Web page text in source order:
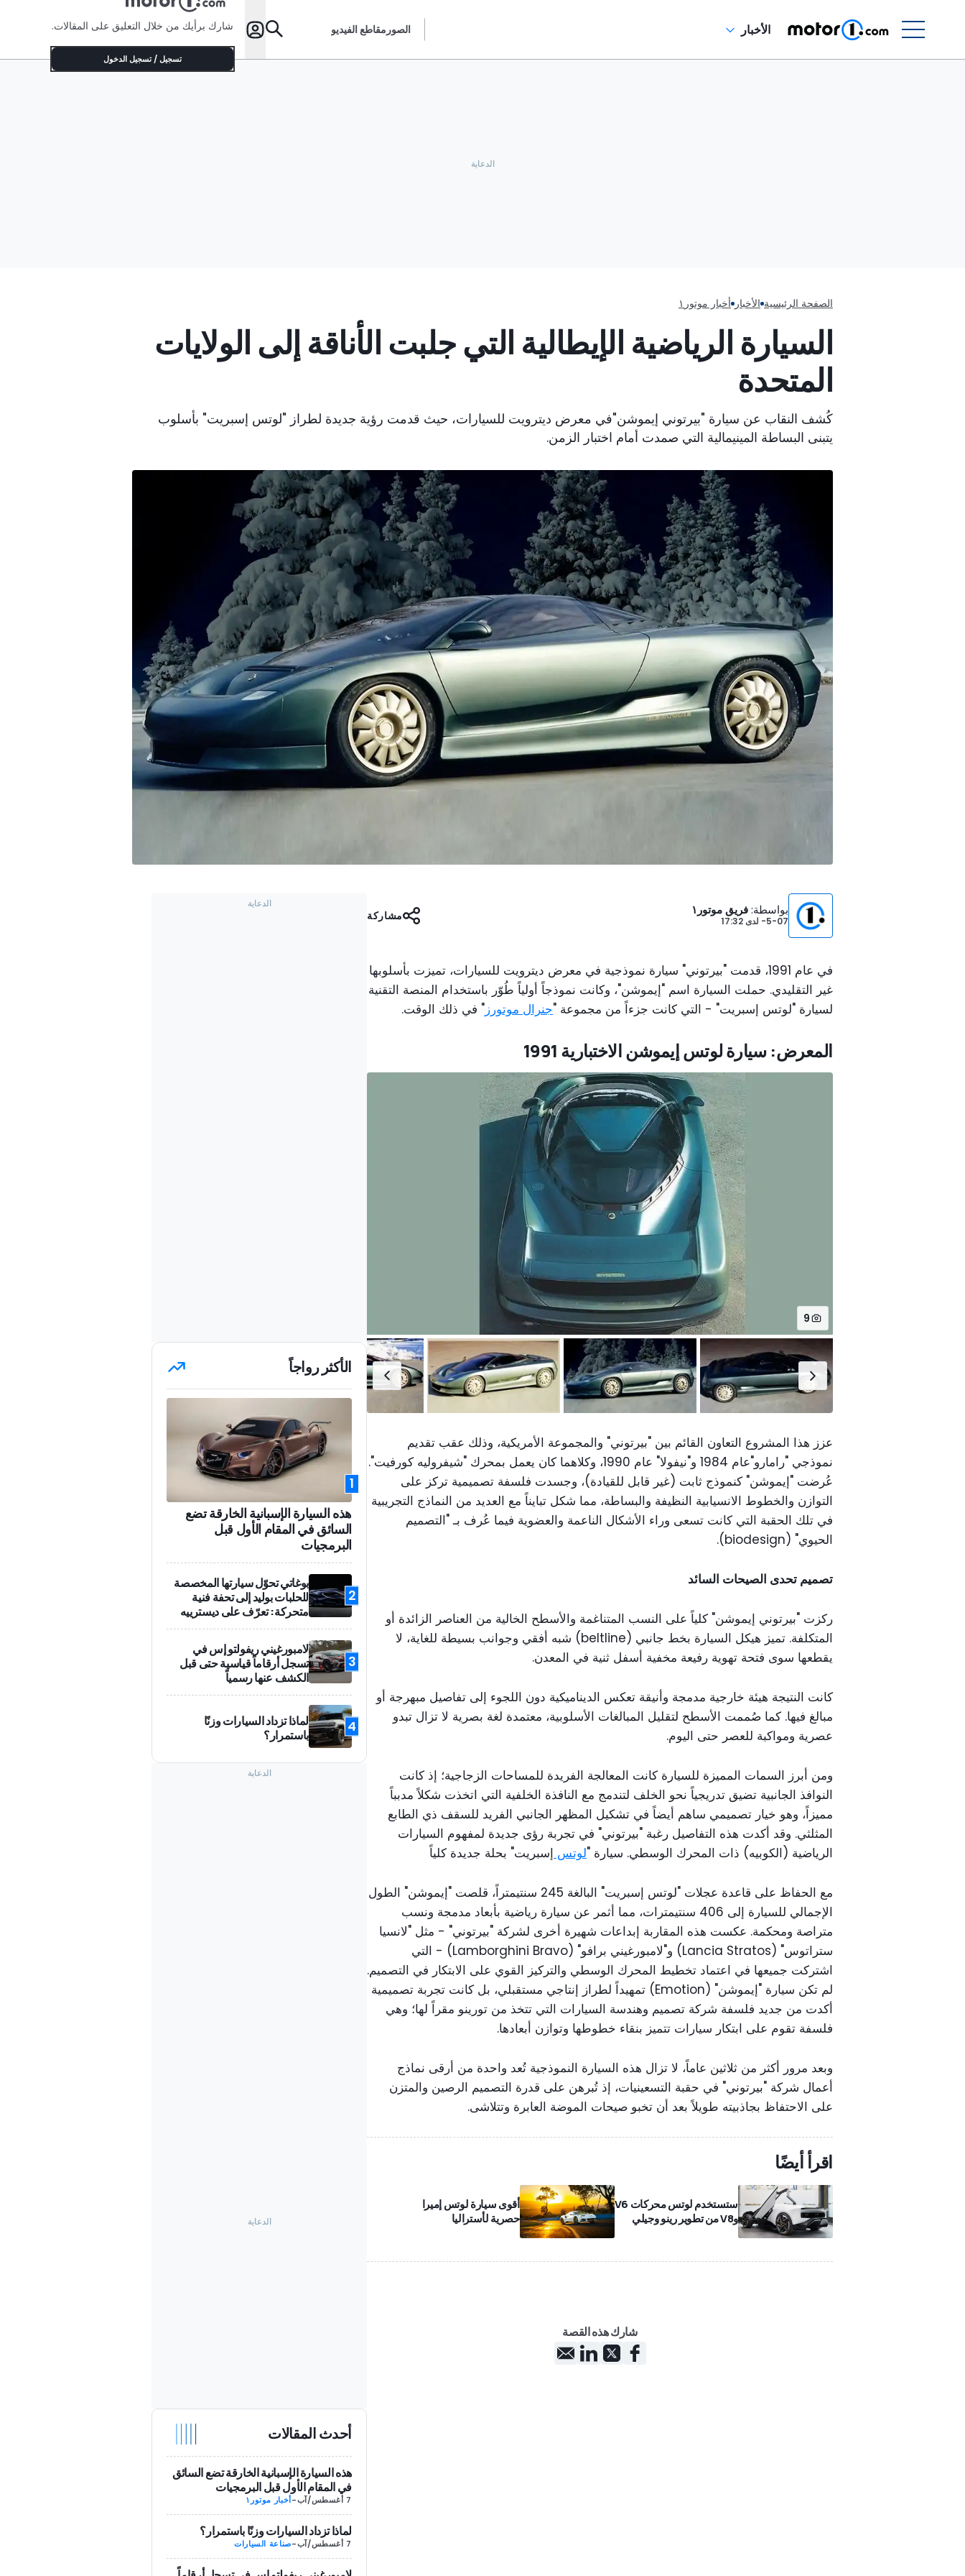
الأخبار الصور مقاطع الفيديو شارك برأيك من خلال التعليق على المقالات.
تسجيل / تسجيل الدخول
الصفحة الرئيسية الأخبار أخبار موتور١
السيارة الرياضية الإيطالية التي جلبت الأناقة إلى الولايات
المتحدة
كُشف النقاب عن سيارة "بيرتوني إيموشن"في معرض ديترويت للسيارات، حيث قدمت رؤية جديدة لطراز "لوتس إسبريت" بأسلوب
يتبنى البساطة المينيمالية التي صمدت أمام اختبار الزمن.
بواسطة:فريق موتور١
5-07- لدى مشاركة
في عام 1991، قدمت "بيرتوني" سيارة نموذجية في معرض ديترويت للسيارات، تميزت بأسلوبها
غير التقليدي. حملت السيارة اسم "إيموشن"، وكانت نموذجاً أولياً طُوّر باستخدام المنصة التقنية
لسيارة "لوتس إسبريت" - التي كانت جزءاً من مجموعة "جنرال موتورز" في ذلك الوقت.
المعرض: سيارة لوتس إيموشن الاختبارية 1991
9
عزز هذا المشروع التعاون القائم بين "بيرتوني" والمجموعة الأمريكية، وذلك عقب تقديم
نموذجي "رامارو"عام 1984 و"نيفولا" عام 1990، وكلاهما كان يعمل بمحرك "شيفروليه كورفيت".
عُرضت "إيموشن" كنموذج ثابت (غير قابل للقيادة)، وجسدت فلسفة تصميمية تركز على
التوازن والخطوط الانسيابية النظيفة والبساطة، مما شكل تبايناً مع العديد من النماذج التجريبية
في تلك الحقبة التي كانت تسعى وراء الأشكال الناعمة والعضوية فيما عُرف بـ "التصميم
الحيوي" (biodesign).
تصميم تحدى الصيحات السائد
ركزت "بيرتوني إيموشن" كلياً على النسب المتناغمة والأسطح الخالية من العناصر الزائدة أو
المتكلفة. تميز هيكل السيارة بخط جانبي (beltline) شبه أفقي وجوانب بسيطة للغاية، لا
يقطعها سوى فتحة تهوية رفيعة مخفية أسفل ثنية في المعدن.
كانت النتيجة هيئة خارجية مدمجة وأنيقة تعكس الديناميكية دون اللجوء إلى تفاصيل مبهرجة أو
مبالغ فيها. كما صُممت الأسطح لتقليل المبالغات الأسلوبية، معتمدة لغة بصرية لا تزال تبدو
عصرية ومواكبة للعصر حتى اليوم.
ومن أبرز السمات المميزة للسيارة كانت المعالجة الفريدة للمساحات الزجاجية؛ إذ كانت
النوافذ الجانبية تضيق تدريجياً نحو الخلف لتندمج مع النافذة الخلفية التي اتخذت شكلاً مدبباً
مميزاً، وهو خيار تصميمي ساهم أيضاً في تشكيل المظهر الجانبي الفريد للسقف ذي الطابع
المثلثي. وقد أكدت هذه التفاصيل رغبة "بيرتوني" في تجربة رؤى جديدة لمفهوم السيارات
الرياضية (الكوبيه) ذات المحرك الوسطي. سيارة "لوتس إسبريت" بحلة جديدة كلياً
مع الحفاظ على قاعدة عجلات "لوتس إسبريت" البالغة 245 سنتيمتراً، قلصت "إيموشن" الطول
الإجمالي للسيارة إلى 406 سنتيمترات، مما أثمر عن سيارة رياضية بأبعاد مدمجة ونسب
متراصة ومحكمة. عكست هذه المقاربة إبداعات شهيرة أخرى لشركة "بيرتوني" - مثل "لانسيا
ستراتوس" (Lancia Stratos) و"لامبورغيني برافو" (Lamborghini Bravo) - التي
اشتركت جميعها في اعتماد تخطيط المحرك الوسطي والتركيز القوي على الابتكار في التصميم.
لم تكن سيارة "إيموشن" (Emotion) تمهيداً لطراز إنتاجي مستقبلي، بل كانت تجربة تصميمية
أكدت من جديد فلسفة شركة تصميم وهندسة السيارات التي تتخذ من تورينو مقراً لها؛ وهي
فلسفة تقوم على ابتكار سيارات تتميز بنقاء خطوطها وتوازن أبعادها.
وبعد مرور أكثر من ثلاثين عاماً، لا تزال هذه السيارة النموذجية تُعد واحدة من أرقى نماذج
أعمال شركة "بيرتوني" في حقبة التسعينيات، إذ تُبرهن على قدرة التصميم الرصين والمتزن
على الاحتفاظ بجاذبيته طويلاً بعد أن تخبو صيحات الموضة العابرة وتتلاشى.
اقرأ أيضًا
ستستخدم لوتس محركات V6
وV8 من تطوير رينو وجيلي
أقوى سيارة لوتس إميرا
حصرية لأستراليا
شارك هذه القصة
الأكثر رواجاً
1
هذه السيارة الإسبانية الخارقة تضع
السائق في المقام الأول قبل
البرمجيات
2
بوغاتي تحوّل سيارتها المخصصة
للحلبات بوليد إلى تحفة فنية
متحركة: تعرّف على ديسترييه
3
لامبورغيني ريفولتو إس في
تسجل أرقاماً قياسية حتى قبل
الكشف عنها رسمياً
4
لماذا تزداد السيارات وزنًا
باستمرار؟
أحدث المقالات
هذه السيارة الإسبانية الخارقة تضع السائق
في المقام الأول قبل البرمجيات
7 أغسطس/آب -أخبار موتور١
لماذا تزداد السيارات وزنًا باستمرار؟
7 أغسطس/آب -صناعة السيارات